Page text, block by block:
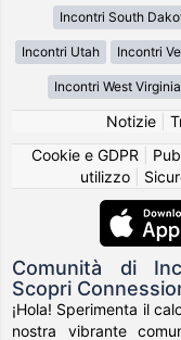
Incontri South
Incontri Utah Incontri
Incontri West Virginia
Notizie|
Cookie e GDPR
utilizzo|
Comunità di
Scopri
¡Hola! Sperimenta il
nostra vibrante